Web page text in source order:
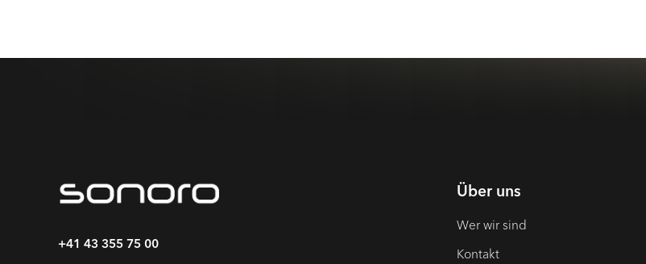
+41 43 355 75 00
Über uns
Wer wir sind
Kontakt